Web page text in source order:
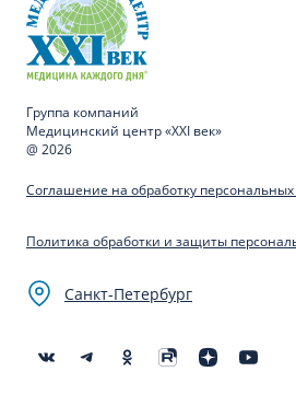
Группа компаний
Медицинский центр «XXI век»
@ 2026
Соглашение на обработку
Политика обработки и защиты
Санкт-Петербург